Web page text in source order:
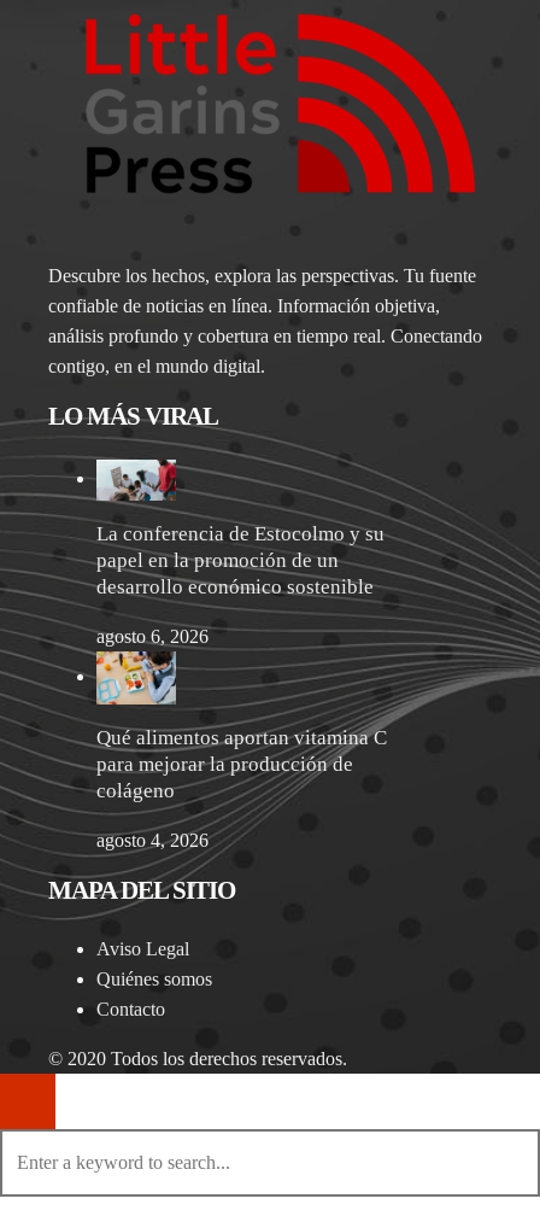
Descubre los hechos, explora las perspectivas. Tu fuente
confiable de noticias en línea. Información objetiva,
análisis profundo y cobertura en tiempo real. Conectando
contigo, en el mundo digital.
LO MÁS VIRAL
La conferencia de Estocolmo y su
papel en la promoción de un
desarrollo económico sostenible
agosto 6, 2026
Qué alimentos aportan vitamina C
para mejorar la producción de
colágeno
agosto 4, 2026
MAPA DEL SITIO
Aviso Legal
Quiénes somos
Contacto
© 2020 Todos los derechos reservados.